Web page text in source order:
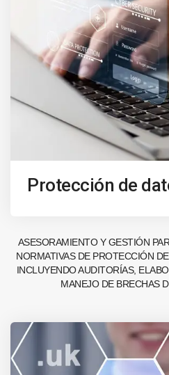
Protección de
ASESORAMIENTO Y GESTIÓN
NORMATIVAS DE PROTECCIÓN
INCLUYENDO AUDITORÍAS,
MANEJO DE BRECHAS